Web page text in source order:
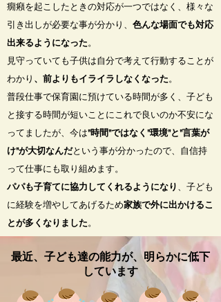
癇癪を起こしたときの対応が一つではなく、様々な
引き出しが必要な事が分かり、 色んな場面でも対応
出来るようになった。
見守っていても子供は自分で考えて行動することが
わかり 、前よりもイライラしなくなった。
普段仕事で保育園に預けている時間が多く、子ども
と接する時間が短いことにこれで良いのか不安にな
ってましたが、今は"時間"ではなく"環境"と"言葉が
け"が大切なんだという事が分かったので、自信持
って仕事にも取り組めます。
パパも子育てに協力してくれるようになり 、子ども
に経験を増やしてあげるため家族で外に出かけるこ
とが多くなりました。
最近、子ども達の能力が、明らかに低下
しています